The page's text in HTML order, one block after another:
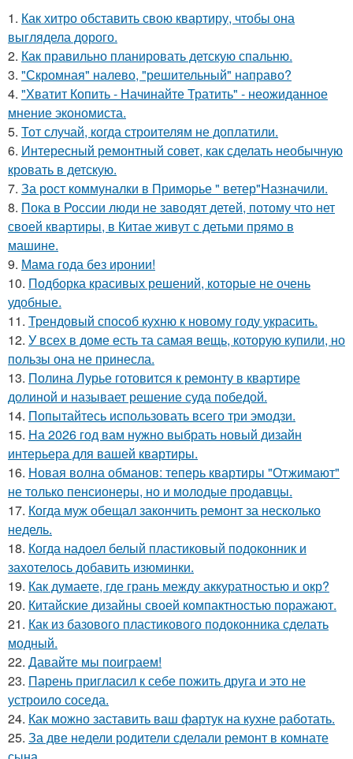
1. Как хитро обставить свою квартиру, чтобы она
выглядела дорого.
2. Как правильно планировать детскую спальню.
3. "Скромная" налево, "решительный" направо?
4. "Хватит Копить - Начинайте Тратить" - неожиданное
мнение экономиста.
5. Тот случай, когда строителям не доплатили.
6. Интересный ремонтный совет, как сделать необычную
кровать в детскую.
7. За рост коммуналки в Приморье " ветер"Назначили.
8. Пока в России люди не заводят детей, потому что нет
своей квартиры, в Китае живут с детьми прямо в
машине.
9. Мама года без иронии!
10. Подборка красивых решений, которые не очень
удобные.
11. Трендовый способ кухню к новому году украсить.
12. У всех в доме есть та самая вещь, которую купили, но
пользы она не принесла.
13. Полина Лурье готовится к ремонту в квартире
долиной и называет решение суда победой.
14. Попытайтесь использовать всего три эмодзи.
15. На 2026 год вам нужно выбрать новый дизайн
интерьера для вашей квартиры.
16. Новая волна обманов: теперь квартиры "Отжимают"
не только пенсионеры, но и молодые продавцы.
17. Когда муж обещал закончить ремонт за несколько
недель.
18. Когда надоел белый пластиковый подоконник и
захотелось добавить изюминки.
19. Как думаете, где грань между аккуратностью и окр?
20. Китайские дизайны своей компактностью поражают.
21. Как из базового пластикового подоконника сделать
модный.
22. Давайте мы поиграем!
23. Парень пригласил к себе пожить друга и это не
устроило соседа.
24. Как можно заставить ваш фартук на кухне работать.
25. За две недели родители сделали ремонт в комнате